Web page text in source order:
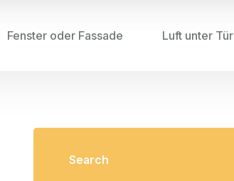
Fenster oder Fassade Luft unter Tür